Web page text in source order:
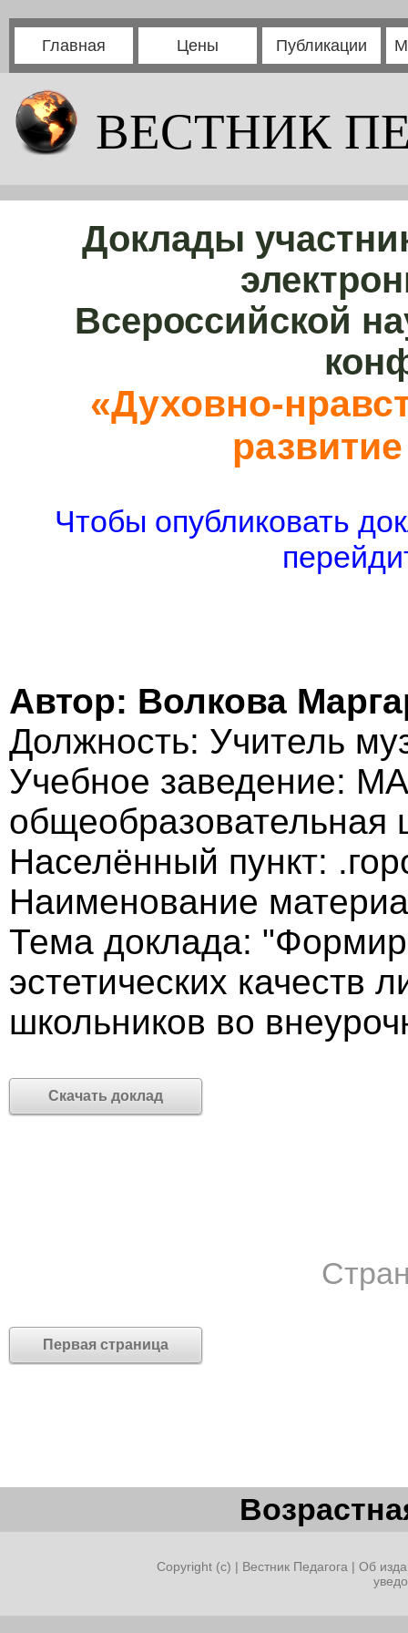
Главная Цены Публикации
ВЕСТНИК
Доклады
Всероссийской
«Духовно-
Чтобы опубликовать
Автор: Волкова
Должность: Учитель
Учебное заведение:
Населённый пункт:
Наименование
Тема доклада:
эстетических качеств
школьников во
Скачать доклад
Первая страница
Copyright (c) | Вестник Педагога | Об